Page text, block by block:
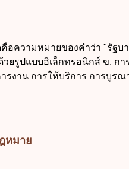
ชุมชน ข. เพื่อป็นรายได้ของอ
งนำแผนการคลังระยะปานก
พิจารณาในเรื่องต่อไปนี้ ยกเ
งบประมาณรายจ่าย ค. การจัด
อความหมายของคำว่า "รัฐบ
ยรูปแบบอิเล็กทรอนิกส์ ข. กา
รงาน การให้บริการ การบูร
หาชน) ข้อ 2 การบริหารงานภ
ต้องมีวัตถุประสงค์ดังต่อไปนี้
ละเต็มศักยภาพ ข. พัฒนาโคร
านสากล ค. พัฒนาการเชื่อมโ
บประมาณให้เกิดความคุ้มค่าแ
หมาย